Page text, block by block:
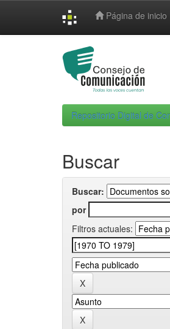
Página de inicio
Repositorio Digital de
Buscar
Buscar:
por
Filtros actuales: